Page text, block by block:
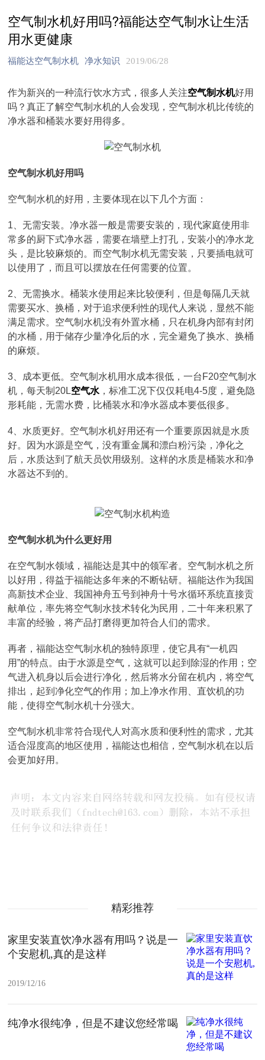
空气制水机好用吗?福能达空气制水让生活
用水更健康
福能达空气制水机 净水知识 2019/06/28
作为新兴的一种流行饮水方式，很多人关注空气制水机好用
吗？真正了解空气制水机的人会发现，空气制水机比传统的
净水器和桶装水要好用得多。
空气制水机好用吗
空气制水机的好用，主要体现在以下几个方面：
1、无需安装。净水器一般是需要安装的，现代家庭使用非
常多的厨下式净水器，需要在墙壁上打孔，安装小的净水龙
头，是比较麻烦的。而空气制水机无需安装，只要插电就可
以使用了，而且可以摆放在任何需要的位置。
2、无需换水。桶装水使用起来比较便利，但是每隔几天就
需要买水、换桶，对于追求便利性的现代人来说，显然不能
满足需求。空气制水机没有外置水桶，只在机身内部有封闭
的水桶，用于储存少量净化后的水，完全避免了换水、换桶
的麻烦。
3、成本更低。空气制水机用水成本很低，一台F20空气制水
机，每天制20L空气水 ，标准工况下仅仅耗电4-5度，避免隐
形耗能，无需水费，比桶装水和净水器成本要低很多。
4、水质更好。空气制水机好用还有一个重要原因就是水质
好。因为水源是空气，没有重金属和漂白粉污染，净化之
后，水质达到了航天员饮用级别。这样的水质是桶装水和净
水器达不到的。
空气制水机为什么更好用
在空气制水领域，福能达是其中的领军者。空气制水机之所
以好用，得益于福能达多年来的不断钻研。福能达作为我国
高新技术企业、我国神舟五号到神舟十号水循环系统直接贡
献单位，率先将空气制水技术转化为民用，二十年来积累了
丰富的经验，将产品打磨得更加符合人们的需求。
再者，福能达空气制水机的独特原理，使它具有“一机四
用”的特点。由于水源是空气，这就可以起到除湿的作用；空
气进入机身以后会进行净化，然后将水分留在机内，将空气
排出，起到净化空气的作用；加上净水作用、直饮机的功
能，使得空气制水机十分强大。
空气制水机非常符合现代人对高水质和便利性的需求，尤其
适合湿度高的地区使用，福能达也相信，空气制水机在以后
会更加好用。
精彩推荐
家里安装直饮净水器有用吗？说是一
个安慰机,真的是这样
2019/12/16
纯净水很纯净，但是不建议您经常喝